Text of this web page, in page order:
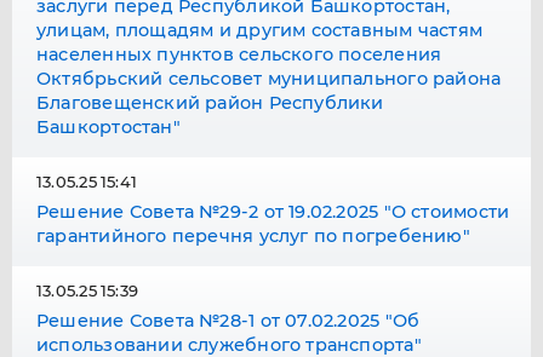
заслуги перед Республикой Башкортостан,
улицам, площадям и другим составным частям
населенных пунктов сельского поселения
Октябрьский сельсовет муниципального района
Благовещенский район Республики
Башкортостан"
Решение Совета №29-2 от 19.02.2025 "О стоимости
гарантийного перечня услуг по погребению"
13.05.25 15:41
Решение Совета №28-1 от 07.02.2025 "Об
использовании служебного транспорта"
13.05.25 15:39